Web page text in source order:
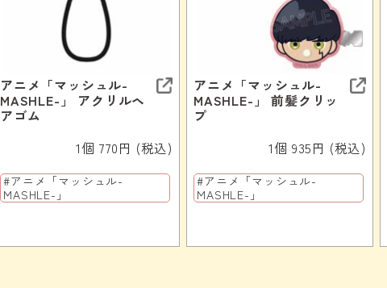
アニメ「マッシュル-
MASHLE-」 アクリルヘ
アゴム
1個 770円 (税込)
#アニメ「マッシュル-
MASHLE-」
アニメ「マッシュル-
MASHLE-」 前髪クリッ
プ
1個 935円 (税込)
#アニメ「マッシュル-
MASHLE-」